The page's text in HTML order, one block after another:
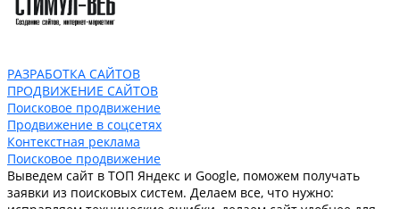
РАЗРАБОТКА САЙТОВ
ПРОДВИЖЕНИЕ САЙТОВ
Поисковое продвижение
Продвижение в соцсетях
Контекстная реклама
Поисковое продвижение
Выведем сайт в ТОП Яндекс и Google, поможем получать
заявки из поисковых систем. Делаем все, что нужно: